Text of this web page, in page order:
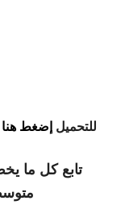
للتحميل إضغط هنا
تابع كل ما